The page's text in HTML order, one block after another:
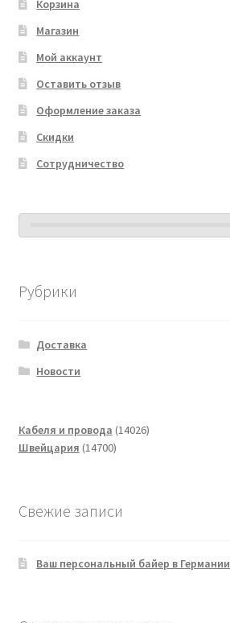
Корзина
Магазин
Мой аккаунт
Оставить отзыв
Оформление заказа
Скидки
Сотрудничество
Рубрики
Доставка
Новости
Кабеля и провода 1402614026
Швейцария 1470014700
Свежие записи
Ваш персональный байер в Германии